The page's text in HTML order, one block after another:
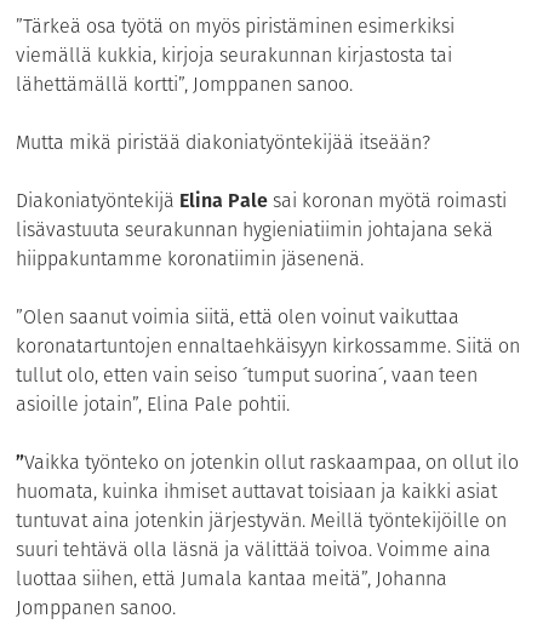
”Tärkeä osa työtä on myös piristäminen esimerkiksi
viemällä kukkia, kirjoja seurakunnan kirjastosta tai
lähettämällä kortti”, Jomppanen sanoo.
Mutta mikä piristää diakoniatyöntekijää itseään?
Diakoniatyöntekijä Elina Palesai koronan myötä roimasti
lisävastuuta seurakunnan hygieniatiimin johtajana sekä
hiippakuntamme koronatiimin jäsenenä.
”Olen saanut voimia siitä, että olen voinut vaikuttaa
koronatartuntojen ennaltaehkäisyyn kirkossamme. Siitä on
tullut olo, etten vain seiso ´tumput suorina´, vaan teen
asioille jotain”, Elina Pale pohtii.
”Vaikka työnteko on jotenkin ollut raskaampaa, on ollut ilo
huomata, kuinka ihmiset auttavat toisiaan ja kaikki asiat
tuntuvat aina jotenkin järjestyvän. Meillä työntekijöille on
suuri tehtävä olla läsnä ja välittää toivoa. Voimme aina
luottaa siihen, että Jumala kantaa meitä”, Johanna
Jomppanen sanoo.